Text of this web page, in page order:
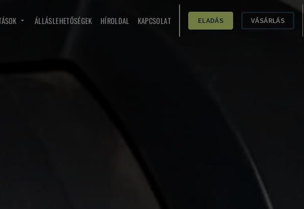
ÁLLÁSLEHETŐSÉGEK HÍROLDAL KAPCSOLAT ELADÁS VÁSÁRLÁS